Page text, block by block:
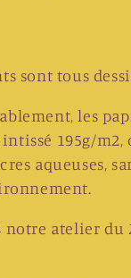
sont tous
les
195g/
aqueuses,
notre atelier